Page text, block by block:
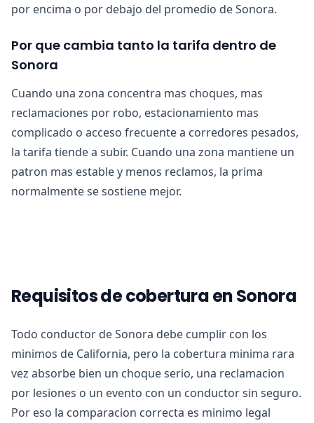
por encima o por debajo del promedio de Sonora.
Por que cambia tanto la tarifa dentro de
Sonora
Cuando una zona concentra mas choques, mas
reclamaciones por robo, estacionamiento mas
complicado o acceso frecuente a corredores pesados,
la tarifa tiende a subir. Cuando una zona mantiene un
patron mas estable y menos reclamos, la prima
normalmente se sostiene mejor.
Requisitos de cobertura en Sonora
Todo conductor de Sonora debe cumplir con los
minimos de California, pero la cobertura minima rara
vez absorbe bien un choque serio, una reclamacion
por lesiones o un evento con un conductor sin seguro.
Por eso la comparacion correcta es minimo legal